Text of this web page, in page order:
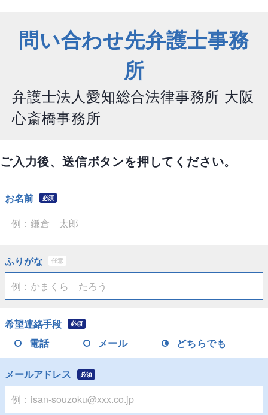
問い合わせ先弁護士事務
所
弁護士法人愛知総合法律事務所 大阪
心斎橋事務所
ご入力後、送信ボタンを押してください。
お名前 必須
ふりがな 任意
希望連絡手段 必須
電話 メール どちらでも
メールアドレス 必須